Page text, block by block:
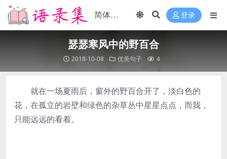
登录
瑟瑟寒风中的野百合
2018-10-08 优美句子 4
就在一场夏雨后，窗外的野百合开了，淡白色的
花，在孤立的岩壁和绿色的杂草丛中星星点点，而我，
只能远远的看着。